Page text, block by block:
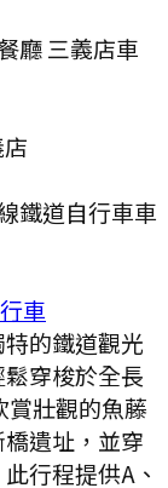
廳 三義店車
鐵道自行車車
車
的鐵道觀光
穿梭於全長
賞壯觀的魚藤
遺址，並穿
行程提供A、